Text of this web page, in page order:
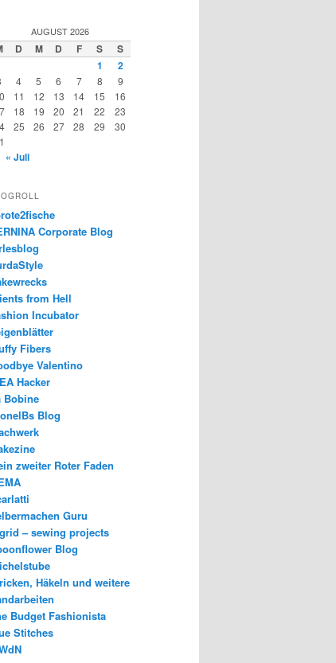
AUGUST 2026
D M D F S
S
1
2
4 5 6 7 8
9
11 12 13 14 15
16
18 19 20 21 22
23
25 26 27 28 29
30
« Juli
Corporate Blog
from Hell
Incubator
Fibers
Valentino
Hacker
Bobine
Blog
zweiter Roter Faden
Guru
– sewing projects
Blog
Häkeln und weitere
Budget Fashionista
Stitches